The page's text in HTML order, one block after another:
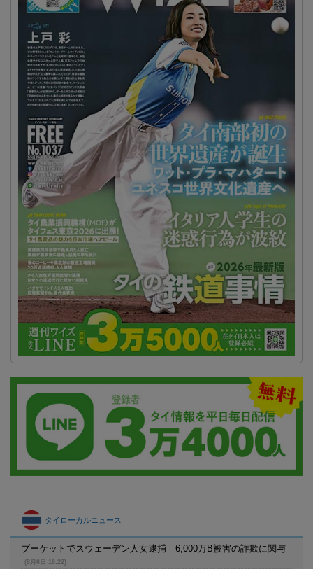
タイローカルニュース
プーケットでスウェーデン人女逮捕 6,000万B被害の詐欺に関与
(8月6日 16:22)